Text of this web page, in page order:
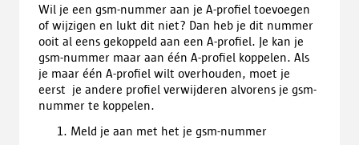
Wil je een gsm-nummer aan je A-profiel toevoegen
of wijzigen en lukt dit niet? Dan heb je dit nummer
ooit al eens gekoppeld aan een A-profiel. Je kan je
gsm-nummer maar aan één A-profiel koppelen. Als
je maar één A-profiel wilt overhouden, moet je
eerst je andere profiel verwijderen alvorens je gsm-
nummer te koppelen.
Meld je aan met het je gsm-nummer